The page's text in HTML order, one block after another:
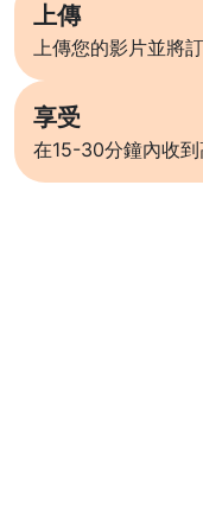
上傳
上傳您的影片並將
享受
在15-30分鐘內收到